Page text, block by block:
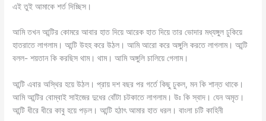
এই তুই আমাকে শর্ত দিচ্ছিস।
আমি তখন আন্টির কোমরে আবার হাত দিয়ে আরেক হাত দিয়ে তার ভোদার মধ্যঙ্গুল ঢুকিয়ে
হাতরাতে লাগলাম। আন্টি উহহ করে উঠল। আমি আরো করে অঙ্গুলি করতে লাগলাম। আন্টি
বলল- শয়তান কি করছিস থাম। থাম। আমি অঙ্গুলি চালিয়ে গেলাম।
আন্টি এবার অস্থির হয়ে উঠল। প্রায় দশ বছর পর গর্তে কিছু ঢুকল, মন কি শান্ত থাকে।
আমি আন্টির বোম্বাই সাইজের দুধের বোঁটা চটকাতে লাগলাম। উঃ কি স্বাদ। যেন অমৃত।
আন্টি ধীরে ধীরে কাবু হয়ে পড়ল। আন্টি হঠাৎ আমার হাত ধরল। বাংলা চটি কাহিনী